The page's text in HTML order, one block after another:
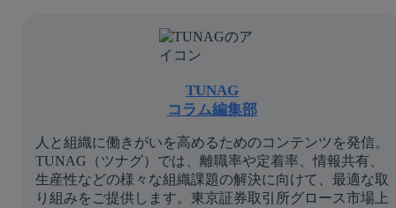
TUNAG
コラム編集部
人と組織に働きがいを高めるためのコンテンツを発信。
TUNAG（ツナグ）では、離職率や定着率、情報共有、
生産性などの様々な組織課題の解決に向けて、最適な取
り組みをご提供します。東京証券取引所グロース市場上